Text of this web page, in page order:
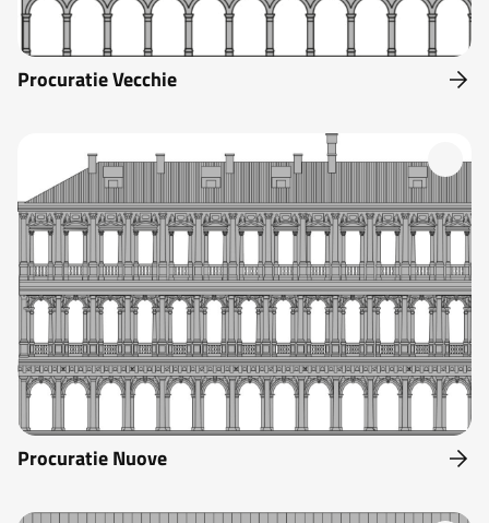
Procuratie Vecchie
Procuratie Nuove